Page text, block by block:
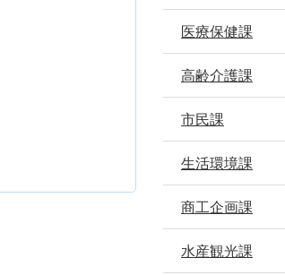
医療保健課
高齢介護課
市民課
生活環境課
商工企画課
水産観光課